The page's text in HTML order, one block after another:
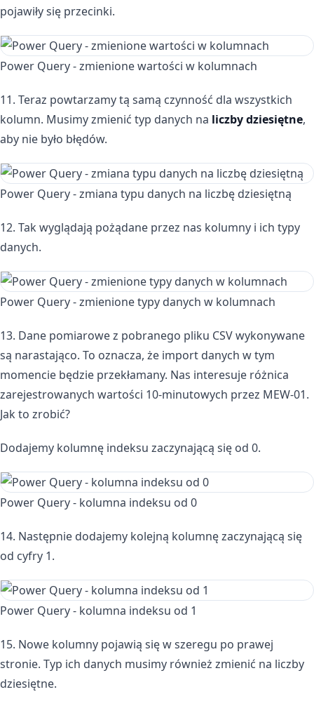
pojawiły się przecinki.
Power Query - zmienione wartości w kolumnach
11. Teraz powtarzamy tą samą czynność dla wszystkich
kolumn. Musimy zmienić typ danych na liczby dziesiętne,
aby nie było błędów.
Power Query - zmiana typu danych na liczbę dziesiętną
12. Tak wyglądają pożądane przez nas kolumny i ich typy
danych.
Power Query - zmienione typy danych w kolumnach
13. Dane pomiarowe z pobranego pliku CSV wykonywane
są narastająco. To oznacza, że import danych w tym
momencie będzie przekłamany. Nas interesuje różnica
zarejestrowanych wartości 10-minutowych przez MEW-01.
Jak to zrobić?
Dodajemy kolumnę indeksu zaczynającą się od 0.
Power Query - kolumna indeksu od 0
14. Następnie dodajemy kolejną kolumnę zaczynającą się
od cyfry 1.
Power Query - kolumna indeksu od 1
15. Nowe kolumny pojawią się w szeregu po prawej
stronie. Typ ich danych musimy również zmienić na liczby
dziesiętne.